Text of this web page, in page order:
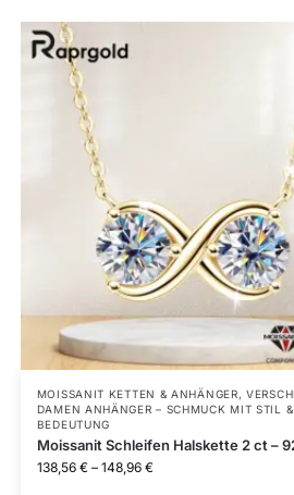
MOISSANIT KETTEN & ANHÄNGER,
DAMEN ANHÄNGER – SCHMUCK MIT STIL &
BEDEUTUNG
Moissanit Schleifen Halskette 2 ct –
138,56 € – 148,96 €